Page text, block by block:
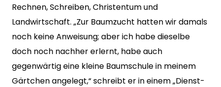
Rechnen, Schreiben, Christentum und
Landwirtschaft. „Zur Baumzucht hatten wir damals
noch keine Anweisung; aber ich habe dieselbe
doch noch nachher erlernt, habe auch
gegenwärtig eine kleine Baumschule in meinem
Gärtchen angelegt,“ schreibt er in einem „Dienst-